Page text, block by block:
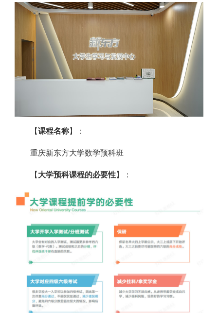
【课程名称】：
重庆新东方大学数学预科班
【 大学预科课程的必要性】：